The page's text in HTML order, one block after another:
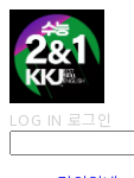
LOG IN 로그인